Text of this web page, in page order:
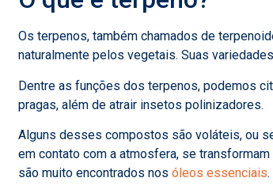
Os terpenos, também chamados de
naturalmente pelos vegetais. Suas
Dentre as funções dos terpenos, podemos
pragas, além de atrair insetos polinizadores.
Alguns desses compostos são voláteis, ou
em contato com a atmosfera, se
são muito encontrados nos óleos essenciais.